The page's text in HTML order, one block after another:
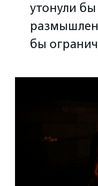
утонули бы
бы